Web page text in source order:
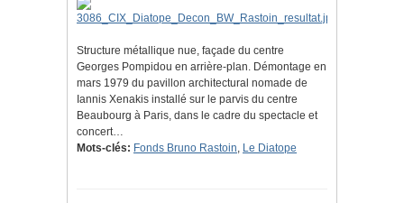
Structure métallique nue, façade du centre
Georges Pompidou en arrière-plan. Démontage en
mars 1979 du pavillon architectural nomade de
Iannis Xenakis installé sur le parvis du centre
Beaubourg à Paris, dans le cadre du spectacle et
concert…
Mots-clés: Fonds Bruno Rastoin, Le Diatope